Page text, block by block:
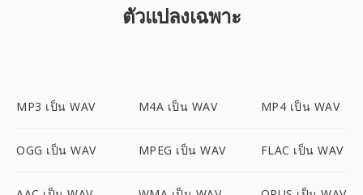
ตัวแปลงเฉพาะ
MP3 เป็น WAV M4A เป็น WAV MP4 เป็น WAV
OGG เป็น WAV MPEG เป็น WAV FLAC เป็น WAV